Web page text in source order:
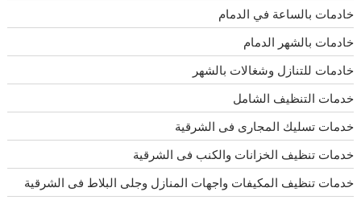
خادمات بالساعة في الدمام
خادمات بالشهر الدمام
خادمات للتنازل وشغالات بالشهر
خدمات التنظيف الشامل
خدمات تسليك المجارى فى الشرقية
خدمات تنظيف الخزانات والكنب فى الشرقية
خدمات تنظيف المكيفات واجهات المنازل وجلى البلاط فى الشرقية